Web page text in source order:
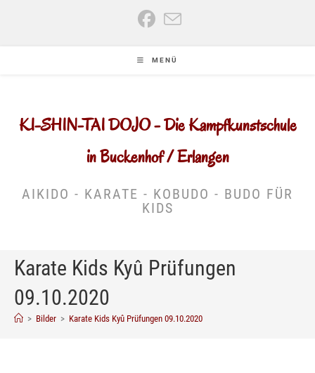
MENÜ
KI-SHIN-TAI DOJO - Die Kampfkunstschule
in Buckenhof / Erlangen
AIKIDO - KARATE - KOBUDO - BUDO FÜR
KIDS
Karate Kids Kyû Prüfungen
09.10.2020
> Bilder > Karate Kids Kyû Prüfungen 09.10.2020